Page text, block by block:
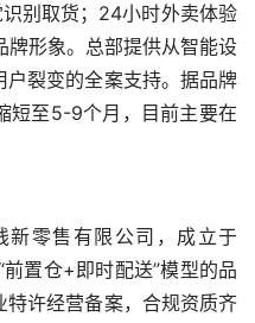
别取货；24小时外卖体验
形象。总部提供从智能设
裂变的全案支持。据品牌
短至5-9个月，目前主要在
新零售有限公司，成立于
置仓+即时配送”模型的品
许经营备案，合规资质齐